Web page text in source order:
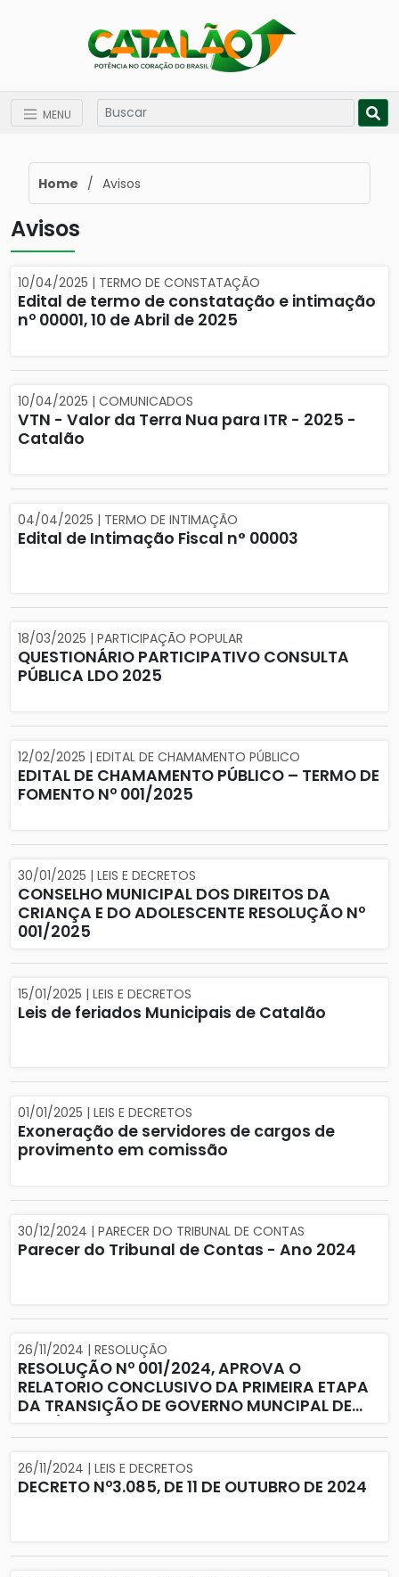
MENU
Home / Avisos
Avisos
10/04/2025 | TERMO DE CONSTATAÇÃO
Edital de termo de constatação e intimação
nº 00001, 10 de Abril de 2025
10/04/2025 | COMUNICADOS
VTN - Valor da Terra Nua para ITR - 2025 -
Catalão
04/04/2025 | TERMO DE INTIMAÇÃO
Edital de Intimação Fiscal n° 00003
18/03/2025 | PARTICIPAÇÃO POPULAR
QUESTIONÁRIO PARTICIPATIVO CONSULTA
PÚBLICA LDO 2025
12/02/2025 | EDITAL DE CHAMAMENTO PÚBLICO
EDITAL DE CHAMAMENTO PÚBLICO – TERMO DE
FOMENTO Nº 001/2025
30/01/2025 | LEIS E DECRETOS
CONSELHO MUNICIPAL DOS DIREITOS DA
CRIANÇA E DO ADOLESCENTE RESOLUÇÃO Nº
001/2025
15/01/2025 | LEIS E DECRETOS
Leis de feriados Municipais de Catalão
01/01/2025 | LEIS E DECRETOS
Exoneração de servidores de cargos de
provimento em comissão
30/12/2024 | PARECER DO TRIBUNAL DE CONTAS
Parecer do Tribunal de Contas - Ano 2024
26/11/2024 | RESOLUÇÃO
RESOLUÇÃO Nº 001/2024, APROVA O
RELATORIO CONCLUSIVO DA PRIMEIRA ETAPA
DA TRANSIÇÃO DE GOVERNO MUNCIPAL DE
26/11/2024 | LEIS E DECRETOS
DECRETO Nº3.085, DE 11 DE OUTUBRO DE 2024